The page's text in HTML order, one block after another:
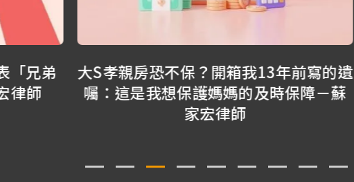
前寫的遺
障－蘇
我該拋棄繼承嗎？拋棄繼承可以直接解
決很多問題？－蘇家宏律師